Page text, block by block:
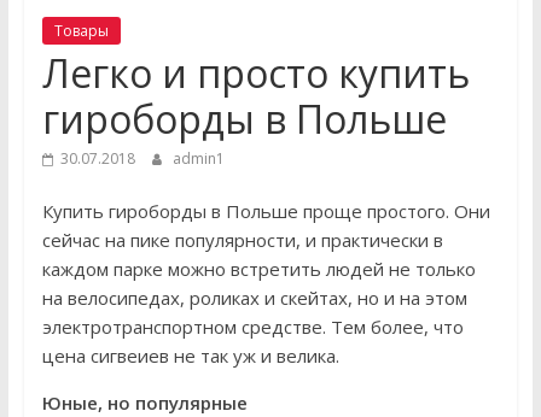
Товары
Легко и просто купить
гироборды в Польше
30.07.2018 admin1
Купить гироборды в Польше проще простого. Они
сейчас на пике популярности, и практически в
каждом парке можно встретить людей не только
на велосипедах, роликах и скейтах, но и на этом
электротранспортном средстве. Тем более, что
цена сигвеиев не так уж и велика.
Юные, но популярные